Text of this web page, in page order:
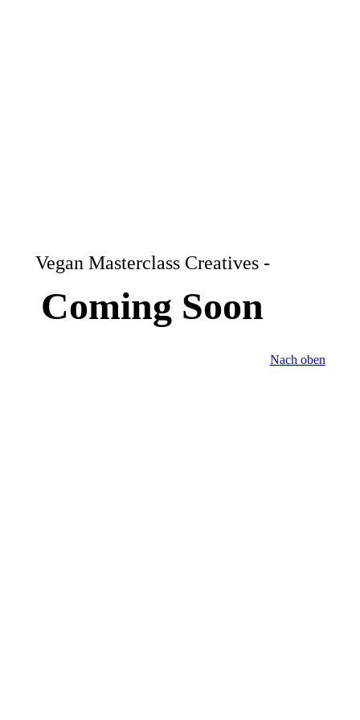
Vegan Masterclass Creatives -
Coming Soon
Nach oben